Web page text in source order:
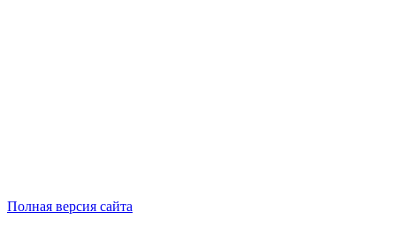
Полная версия сайта